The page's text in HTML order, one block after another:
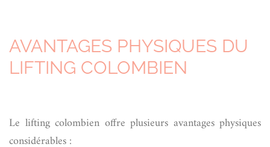
AVANTAGES PHYSIQUES DU
LIFTING COLOMBIEN
Le lifting colombien offre plusieurs avantages physiques
considérables :